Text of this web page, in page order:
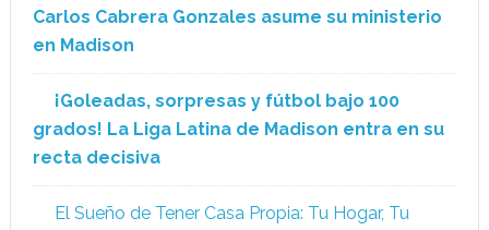
Carlos Cabrera Gonzales asume su ministerio
en Madison
¡Goleadas, sorpresas y fútbol bajo 100
grados! La Liga Latina de Madison entra en su
recta decisiva
El Sueño de Tener Casa Propia: Tu Hogar, Tu